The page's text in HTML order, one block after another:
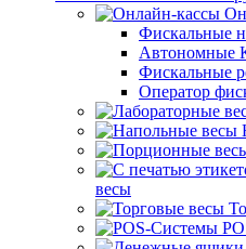
Фискальные
Автономные
Фискальные
Оператор
весы